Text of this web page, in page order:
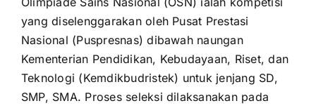
yang diselenggarakan oleh Pusat Prestasi
Nasional (Puspresnas) dibawah naungan
Kementerian Pendidikan, Kebudayaan, Riset, dan
Teknologi (Kemdikbudristek) untuk jenjang SD,
SMP, SMA. Proses seleksi dilaksanakan pada